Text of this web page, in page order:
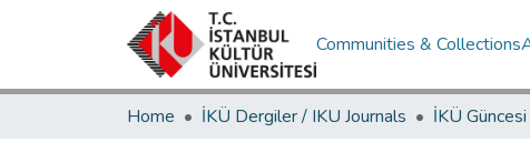
Communities & Collections
Home İKÜ Dergiler / IKU Journals